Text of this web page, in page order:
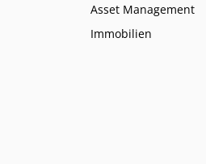
Asset Management
Immobilien